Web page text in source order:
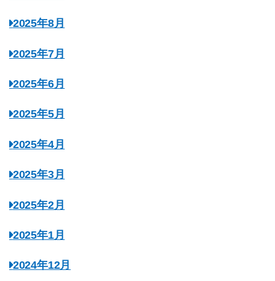
2025年8月
2025年7月
2025年6月
2025年5月
2025年4月
2025年3月
2025年2月
2025年1月
2024年12月